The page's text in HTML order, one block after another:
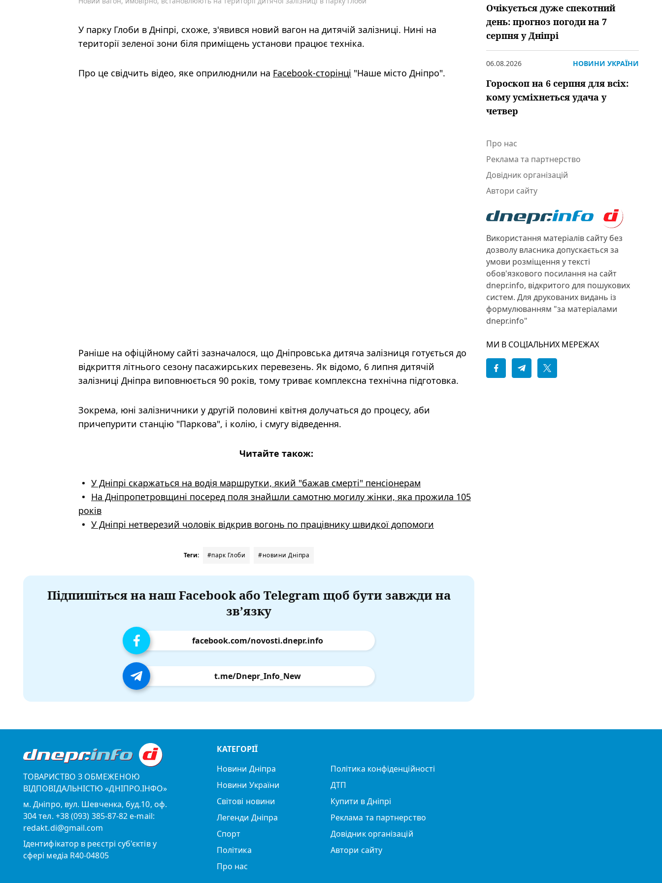
У парку Глоби в Дніпрі, схоже, з'явився новий вагон на дитячій залізниці. Нині на
території зеленої зони біля приміщень установи працює техніка.
Про це свідчить відео, яке оприлюднили на Facebook-сторінці "Наше місто Дніпро".
Раніше на офіційному сайті зазначалося, що Дніпровська дитяча залізниця готується до
відкриття літнього сезону пасажирських перевезень. Як відомо, 6 липня дитячій
залізниці Дніпра виповнюється 90 років, тому триває комплексна технічна підготовка.
Зокрема, юні залізничники у другій половині квітня долучаться до процесу, аби
причепурити станцію "Паркова", і колію, і смугу відведення.
Читайте також:
У Дніпрі скаржаться на водія маршрутки, який "бажав смерті" пенсіонерам
На Дніпропетровщині посеред поля знайшли самотню могилу жінки, яка прожила 105
років
У Дніпрі нетверезий чоловік відкрив вогонь по працівнику швидкої допомоги
Теги: #парк Глоби #новини Дніпра
Підпишіться на наш Facebook або Telegram щоб бути завжди на
зв’язку
facebook.com/novosti.dnepr.info
t.me/Dnepr_Info_New
Очікується дуже спекотний
день: прогноз погоди на 7
серпня у Дніпрі
06.08.2026 НОВИНИ УКРАЇНИ
Гороскоп на 6 серпня для всіх:
кому усміхнеться удача у
четвер
Про нас
Реклама та партнерство
Довідник організацій
Автори сайту
Використання матеріалів сайту без
дозволу власника допускається за
умови розміщення у тексті
обов'язкового посилання на сайт
dnepr.info, відкритого для пошукових
систем. Для друкованих видань із
формулюванням "за матеріалами
dnepr.info"
МИ В СОЦІАЛЬНИХ МЕРЕЖАХ
ТОВАРИСТВО З ОБМЕЖЕНОЮ
ВІДПОВІДАЛЬНІСТЮ «ДНІПРО.ІНФО»
м. Дніпро, вул. Шевченка, буд.10, оф.
304 тел. +38 (093) 385-87-82 e-mail:
redakt.di@gmail.com
Ідентифікатор в реєстрі суб'єктів у
сфері медіа R40-04805
КАТЕГОРІЇ
Новини Дніпра
Новини України
Світові новини
Легенди Дніпра
Спорт
Політика
Про нас
Політика конфіденційності
ДТП
Купити в Дніпрі
Реклама та партнерство
Довідник організацій
Автори сайту